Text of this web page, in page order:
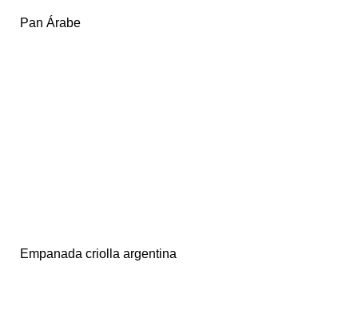
Pan Árabe
Empanada criolla argentina